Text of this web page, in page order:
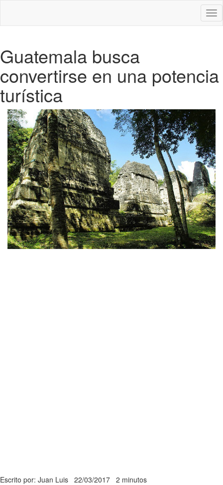
Guatemala busca
convertirse en una potencia
turística
Escrito por: Juan Luis 22/03/2017 2 minutos